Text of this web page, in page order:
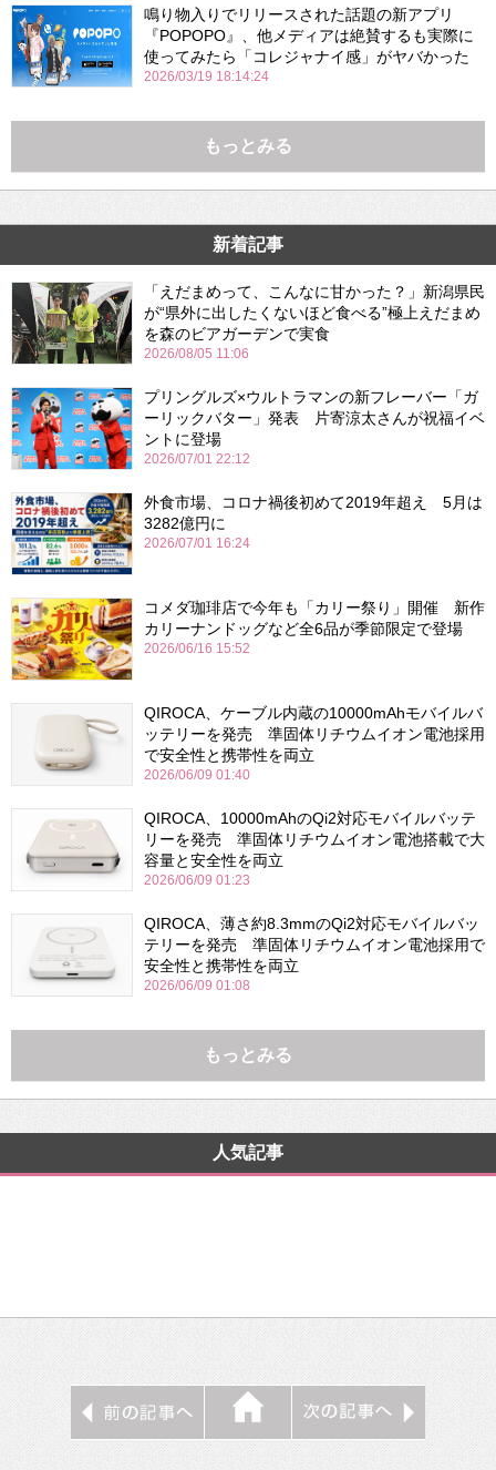
鳴り物入りでリリースされた話題の新アプリ
『POPOPO』、他メディアは絶賛するも実際に
使ってみたら「コレジャナイ感」がヤバかった
2026/03/19 18:14:24
もっとみる
新着記事
「えだまめって、こんなに甘かった？」新潟県民
が“県外に出したくないほど食べる”極上えだまめ
を森のビアガーデンで実食
2026/08/05 11:06
プリングルズ×ウルトラマンの新フレーバー「ガ
ーリックバター」発表 片寄涼太さんが祝福イベ
ントに登場
2026/07/01 22:12
外食市場、コロナ禍後初めて2019年超え 5月は
3282億円に
2026/07/01 16:24
コメダ珈琲店で今年も「カリー祭り」開催 新作
カリーナンドッグなど全6品が季節限定で登場
2026/06/16 15:52
QIROCA、ケーブル内蔵の10000mAhモバイルバ
ッテリーを発売 準固体リチウムイオン電池採用
で安全性と携帯性を両立
2026/06/09 01:40
QIROCA、10000mAhのQi2対応モバイルバッテ
リーを発売 準固体リチウムイオン電池搭載で大
容量と安全性を両立
2026/06/09 01:23
QIROCA、薄さ約8.3mmのQi2対応モバイルバッ
テリーを発売 準固体リチウムイオン電池採用で
安全性と携帯性を両立
2026/06/09 01:08
もっとみる
人気記事